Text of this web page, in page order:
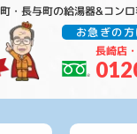
・長与町の給湯器&コン
お急ぎの
長崎店